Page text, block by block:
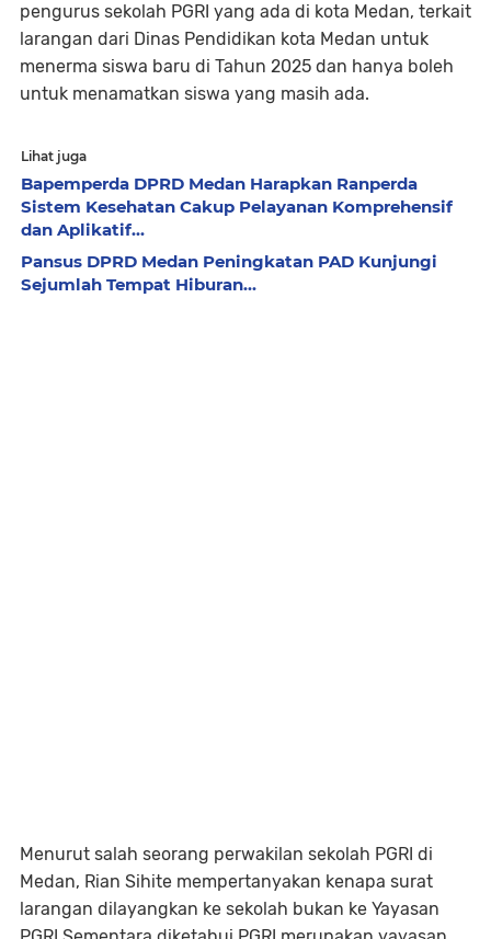
pengurus sekolah PGRI yang ada di kota Medan, terkait
larangan dari Dinas Pendidikan kota Medan untuk
menerma siswa baru di Tahun 2025 dan hanya boleh
untuk menamatkan siswa yang masih ada.
Lihat juga
Bapemperda DPRD Medan Harapkan Ranperda
Sistem Kesehatan Cakup Pelayanan Komprehensif
dan Aplikatif...
Pansus DPRD Medan Peningkatan PAD Kunjungi
Sejumlah Tempat Hiburan...
Menurut salah seorang perwakilan sekolah PGRI di
Medan, Rian Sihite mempertanyakan kenapa surat
larangan dilayangkan ke sekolah bukan ke Yayasan